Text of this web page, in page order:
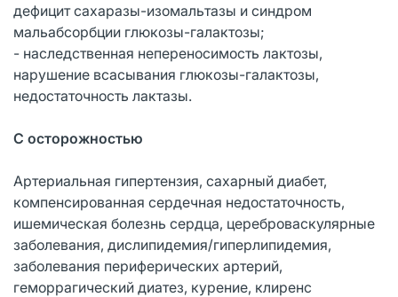
дефицит сахаразы-изомальтазы и синдром
мальабсорбции глюкозы-галактозы;
- наследственная непереносимость лактозы,
нарушение всасывания глюкозы-галактозы,
недостаточность лактазы.
С осторожностью
Артериальная гипертензия, сахарный диабет,
компенсированная сердечная недостаточность,
ишемическая болезнь сердца, цереброваскулярные
заболевания, дислипидемия/гиперлипидемия,
заболевания периферических артерий,
геморрагический диатез, курение, клиренс